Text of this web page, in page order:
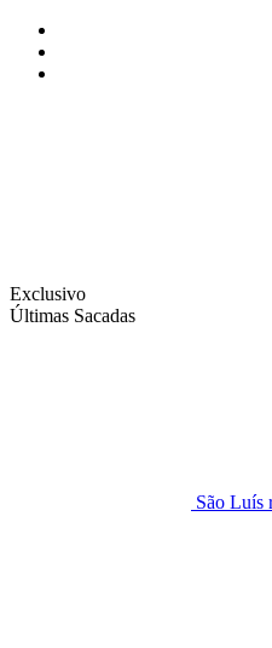
Exclusivo
Últimas Sacadas
São Luís